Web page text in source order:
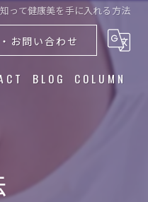
って健康美を手に入れる方法
お問い合わせ
BLOG COLUMN